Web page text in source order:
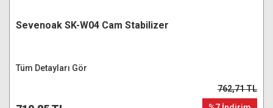
Sevenoak SK-W04 Cam Stabilizer
Tüm Detayları Gör
762,71 TL